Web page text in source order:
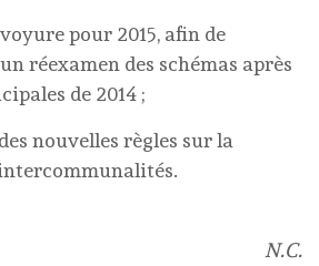
pour 2015, afin de
réexamen des schémas après
de 2014 ;
nouvelles règles sur la
N.C.